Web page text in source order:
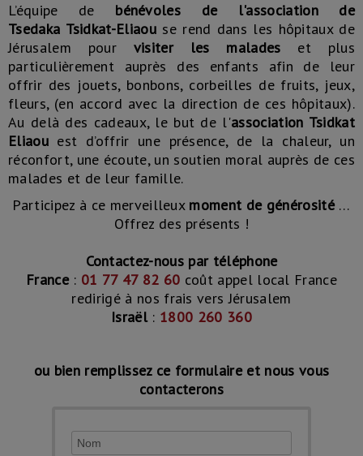
L’équipe de bénévoles de l'association de
Tsedaka Tsidkat-Eliaou se rend dans les hôpitaux de
Jérusalem pour visiter les malades et plus
particulièrement auprès des enfants afin de leur
offrir des jouets, bonbons, corbeilles de fruits, jeux,
fleurs, (en accord avec la direction de ces hôpitaux).
Au delà des cadeaux, le but de l'association Tsidkat
Eliaou est d’offrir une présence, de la chaleur, un
réconfort, une écoute, un soutien moral auprès de ces
malades et de leur famille.
Participez à ce merveilleux moment de générosité…
Offrez des présents !
Contactez-nous par téléphone
France: 01 77 47 82 60 coût appel local France
redirigé à nos frais vers Jérusalem
Israël: 1800 260 360
ou bien remplissez ce formulaire et nous vous
contacterons